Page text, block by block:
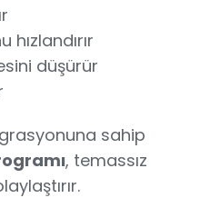
düşürür
sahip
, temassız